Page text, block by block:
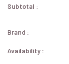
Subtotal :
Brand :
Availability :